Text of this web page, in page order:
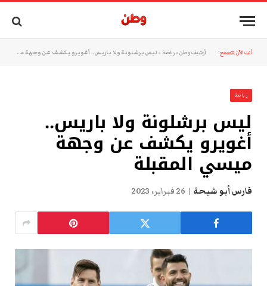
أنت الآن تتصفح: أرشيف وطن »رياضة » ليس برشلونة ولا باريس.. أغويرو يكشف عن وجهة ميسي المقبلة
رياضة
ليس برشلونة ولا باريس..
أغويرو يكشف عن وجهة
ميسي المقبلة
فارس أبو شيحة 26 فبراير، 2023